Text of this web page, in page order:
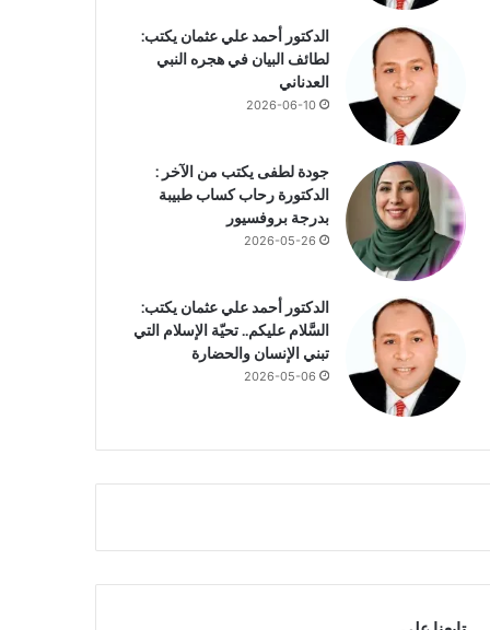
الدكتور أحمد علي عثمان يكتب:
لطائف البيان في هجره النبي
العدناني
2026-06-10
جودة لطفى يكتب من الآخر :
الدكتورة رحاب كساب طبيبة
بدرجة بروفسيور
2026-05-26
الدكتور أحمد علي عثمان يكتب:
السَّلام عليكم.. تحيّة الإسلام التي
تبني الإنسان والحضارة
2026-05-06